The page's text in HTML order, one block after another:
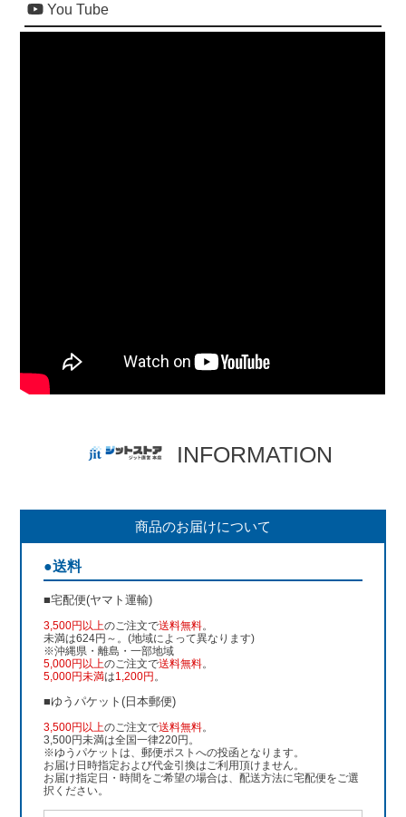
You Tube
INFORMATION
商品のお届けについて
●送料
■宅配便(ヤマト運輸)
3,500円以上のご注文で送料無料。
未満は624円～。(地域によって異なります)
※沖縄県・離島・一部地域
5,000円以上のご注文で送料無料。
5,000円未満は1,200円 。
■ゆうパケット(日本郵便)
3,500円以上のご注文で送料無料。
3,500円未満は全国一律220円。
※ゆうパケットは、郵便ポストへの投函となります。
お届け日時指定および代金引換はご利用頂けません。
お届け指定日・時間をご希望の場合は、配送方法に宅配便をご選
択ください。